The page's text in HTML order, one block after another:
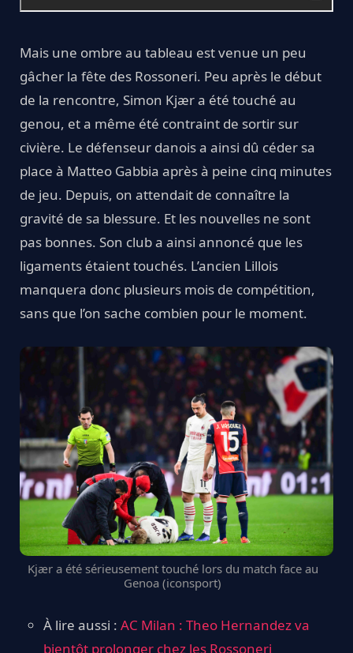
Mais une ombre au tableau est venue un peu
gâcher la fête des Rossoneri. Peu après le début
de la rencontre, Simon Kjær a été touché au
genou, et a même été contraint de sortir sur
civière. Le défenseur danois a ainsi dû céder sa
place à Matteo Gabbia après à peine cinq minutes
de jeu. Depuis, on attendait de connaître la
gravité de sa blessure. Et les nouvelles ne sont
pas bonnes. Son club a ainsi annoncé que les
ligaments étaient touchés. L’ancien Lillois
manquera donc plusieurs mois de compétition,
sans que l’on sache combien pour le moment.
Kjær a été sérieusement touché lors du match face au
Genoa (iconsport)
À lire aussi : AC Milan : Theo Hernandez va
bientôt prolonger chez les Rossoneri